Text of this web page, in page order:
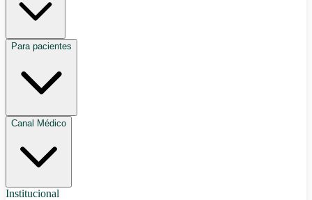
Para pacientes
Canal Médico
Institucional